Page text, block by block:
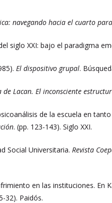
navegando hacia el cuarto
siglo XXI: bajo el paradigma
El dispositivo grupal.
Lacan. El inconsciente
de la escuela en
. (pp. 123-143). Siglo XXI.
Social Universitaria.Revista
en las instituciones. En
32). Paidós.